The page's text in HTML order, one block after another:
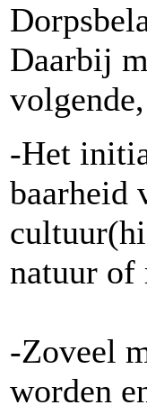
Daarbij
-Het
baarheid
natuur of
-Zoveel
worden